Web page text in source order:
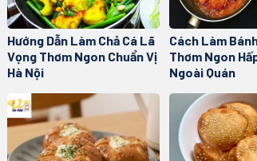
Hướng Dẫn Làm Chả Cá Lã
Vọng Thơm Ngon Chuẩn Vị
Hà Nội
Cách Làm
Thơm Ngon
Ngoài Quán